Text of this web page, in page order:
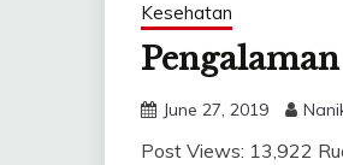
Kesehatan
June 27, 2019
Post Views: 13,922